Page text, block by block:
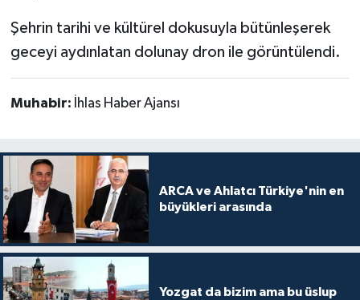
Şehrin tarihi ve kültürel dokusuyla bütünleşerek
geceyi aydınlatan dolunay dron ile görüntülendi.
Muhabir: İhlas Haber Ajansı
ARCA ve Ahlatcı Türkiye'nin en
büyükleri arasında
Yozgat da bizim ama bu üslup